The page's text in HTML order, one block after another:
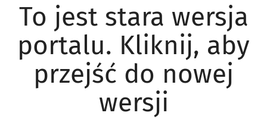
To jest stara wersja
portalu. Kliknij, aby
przejść do nowej
wersji